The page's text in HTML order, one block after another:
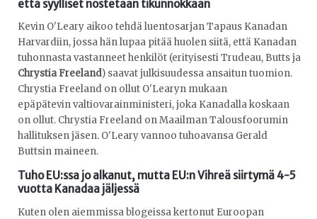
että syylliset nostetaan tikunnokkaan
Kevin O'Leary aikoo tehdä luentosarjan Tapaus Kanadan
Harvardiin, jossa hän lupaa pitää huolen siitä, että Kanadan
tuhonnasta vastanneet henkilöt (erityisesti Trudeau, Butts ja
Chrystia Freeland) saavat julkisuudessa ansaitun tuomion.
Chrystia Freeland on ollut O'Learyn mukaan
epäpätevin valtiovarainministeri, joka Kanadalla koskaan
on ollut. Chrystia Freeland on Maailman Talousfoorumin
hallituksen jäsen. O'Leary vannoo tuhoavansa Gerald
Buttsin maineen.
Tuho EU:ssa jo alkanut, mutta EU:n Vihreä siirtymä 4-5
vuotta Kanadaa jäljessä
Kuten olen aiemmissa blogeissa kertonut Euroopan